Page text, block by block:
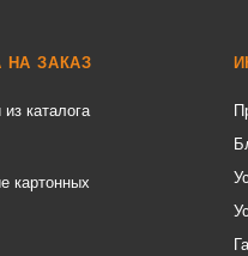
НА ЗАКАЗ
из каталога
картонных